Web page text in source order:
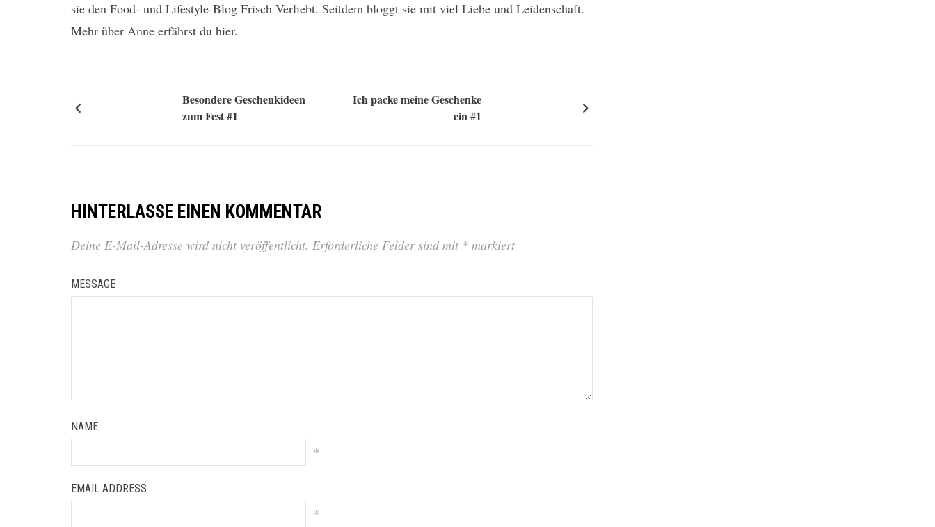
sie den Food- und Lifestyle-Blog Frisch Verliebt. Seitdem bloggt sie mit viel Liebe und Leidenschaft.
Mehr über Anne erfährst du hier.
Besondere Geschenkideen
zum Fest #1
Ich packe meine Geschenke
ein #1
HINTERLASSE EINEN KOMMENTAR
Deine E-Mail-Adresse wird nicht veröffentlicht. Erforderliche Felder sind mit * markiert
MESSAGE
NAME
*
EMAIL ADDRESS
*